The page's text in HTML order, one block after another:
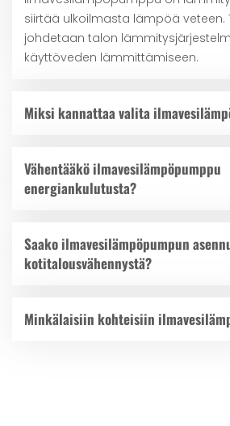
siirtää ulkoilmasta lämpöä veteen.
johdetaan talon
käyttöveden lämmittämiseen.
Miksi kannattaa valita
Vähentääkö ilmavesilämpöpumppu
energiankulutusta?
Saako ilmavesilämpöpumpun
kotitalousvähennystä?
Minkälaisiin kohteisiin